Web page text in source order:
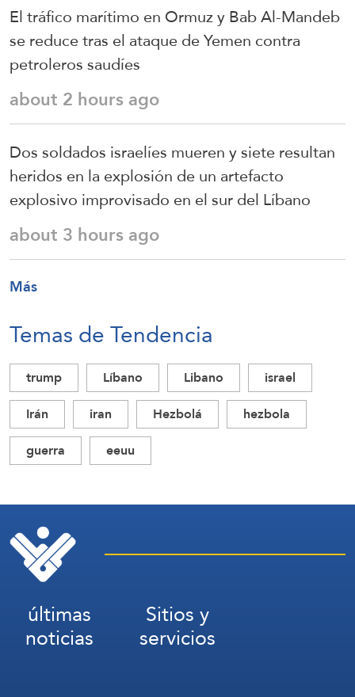
El tráfico marítimo en Ormuz y Bab Al-Mandeb
se reduce tras el ataque de Yemen contra
petroleros saudíes
about 2 hours ago
Dos soldados israelíes mueren y siete resultan
heridos en la explosión de un artefacto
explosivo improvisado en el sur del Líbano
about 3 hours ago
Más
Temas de Tendencia
trump Líbano Libano
israel
Irán
iran Hezbolá
hezbola
guerra
eeuu
últimas
noticias
Sitios y
servicios